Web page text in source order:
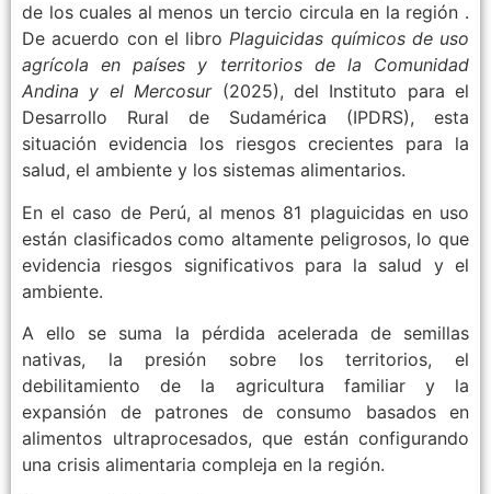
de los cuales al menos un tercio circula en la región .
De acuerdo con el libroPlaguicidas químicos de uso
agrícola en países y territorios de la Comunidad
Andina y el Mercosur(2025), del Instituto para el
Desarrollo Rural de Sudamérica (IPDRS), esta
situación evidencia los riesgos crecientes para la
salud, el ambiente y los sistemas alimentarios.
En el caso de Perú, al menos 81 plaguicidas en uso
están clasificados como altamente peligrosos, lo que
evidencia riesgos significativos para la salud y el
ambiente.
A ello se suma la pérdida acelerada de semillas
nativas, la presión sobre los territorios, el
debilitamiento de la agricultura familiar y la
expansión de patrones de consumo basados en
alimentos ultraprocesados, que están configurando
una crisis alimentaria compleja en la región.